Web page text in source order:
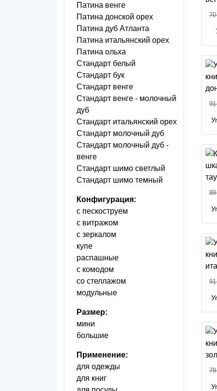
Патина венге
Патина донской орех
Патина дуб Атланта
Патина итальянский орех
Патина ольха
Стандарт белый
Стандарт бук
Стандарт венге
Стандарт венге - молочный
дуб
Стандарт итальянский орех
Стандарт молочный дуб
Стандарт молочный дуб -
венге
Стандарт шимо светлый
Стандарт шимо темный
Конфигурация:
с пескоструем
с витражом
с зеркалом
купе
распашные
с комодом
со стеллажом
модульные
Размер:
мини
большие
Применение:
для одежды
для книг